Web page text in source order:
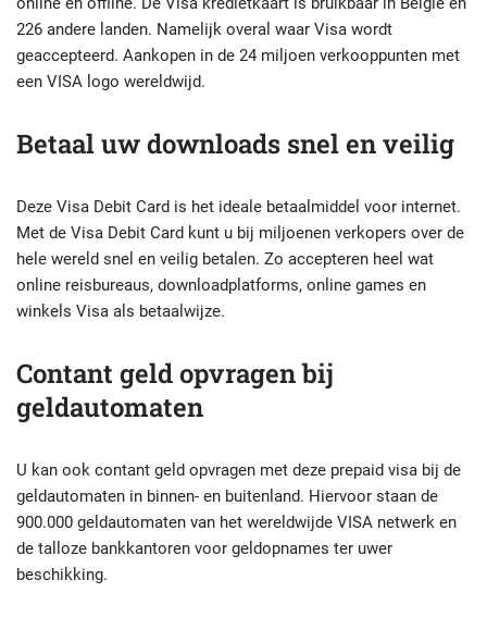
226 andere landen. Namelijk overal waar Visa wordt
geaccepteerd. Aankopen in de 24 miljoen verkooppunten met
een VISA logo wereldwijd.
Betaal uw downloads snel en veilig
Deze Visa Debit Card is het ideale betaalmiddel voor internet.
Met de Visa Debit Card kunt u bij miljoenen verkopers over de
hele wereld snel en veilig betalen. Zo accepteren heel wat
online reisbureaus, downloadplatforms, online games en
winkels Visa als betaalwijze.
Contant geld opvragen bij
geldautomaten
U kan ook contant geld opvragen met deze prepaid visa bij de
geldautomaten in binnen- en buitenland. Hiervoor staan de
900.000 geldautomaten van het wereldwijde VISA netwerk en
de talloze bankkantoren voor geldopnames ter uwer
beschikking.